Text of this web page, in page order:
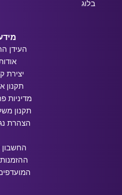
בלוג
העידן
יצירת
תקנון
מדיניות
תקנון
הצהרת
החשבון